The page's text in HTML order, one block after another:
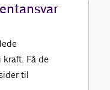
kraft. Få de
til